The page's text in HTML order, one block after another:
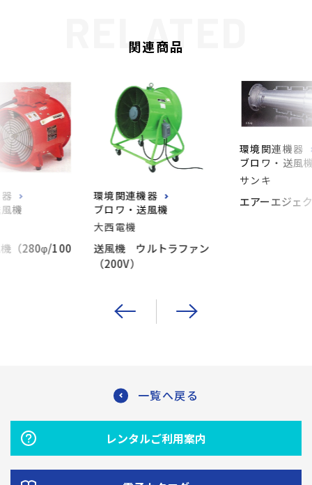
関連商品
機
（280φ/100
環境関連機器
ブロワ・送風機
大西電機
送風機 ウルトラファン
（200V）
環境関連機器
ブロワ・送風
サンキ
エアーエジェ
一覧へ戻る
レンタルご利用案内